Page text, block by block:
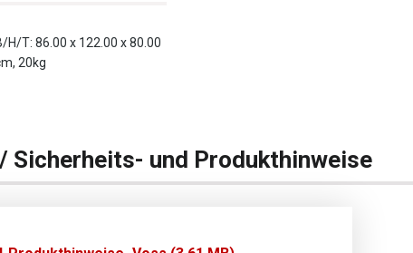
H/T: 86.00 x 122.00 x 80.00
20kg
Sicherheits- und Produkthinweise